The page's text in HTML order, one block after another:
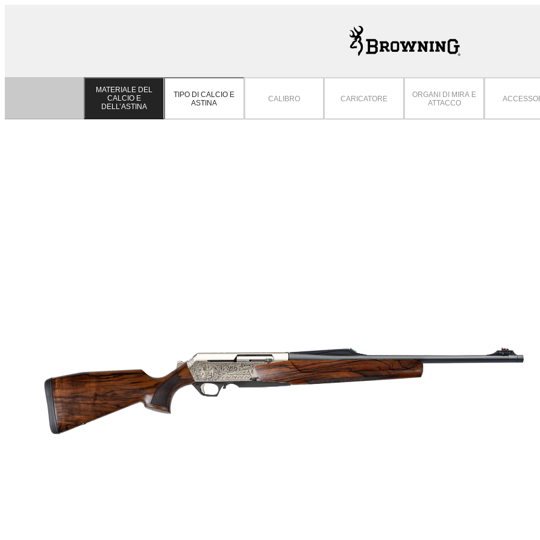
MATERIALE DEL
CALCIO E
DELL’ASTINA
TIPO DI CALCIO E
ASTINA
CALIBRO CARICATORE
ORGANI DI MIRA E
ATTACCO